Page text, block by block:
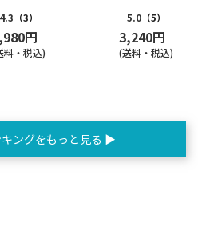
4.3 （3）
円
料・税込)
5.0 （5）
3,240円
(送料・税込)
ングをもっと見る ▶